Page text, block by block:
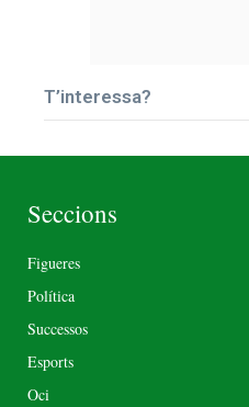
T’interessa?
Seccions
Figueres
Política
Successos
Esports
Oci